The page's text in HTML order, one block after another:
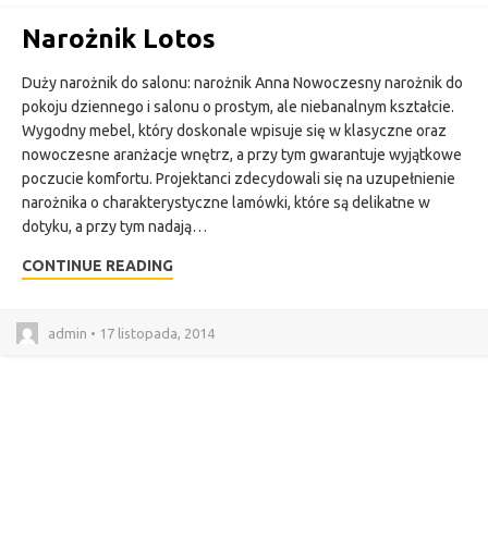
Narożnik Lotos
Duży narożnik do salonu: narożnik Anna Nowoczesny narożnik do
pokoju dziennego i salonu o prostym, ale niebanalnym kształcie.
Wygodny mebel, który doskonale wpisuje się w klasyczne oraz
nowoczesne aranżacje wnętrz, a przy tym gwarantuje wyjątkowe
poczucie komfortu. Projektanci zdecydowali się na uzupełnienie
narożnika o charakterystyczne lamówki, które są delikatne w
dotyku, a przy tym nadają…
CONTINUE READING
admin • 17 listopada, 2014